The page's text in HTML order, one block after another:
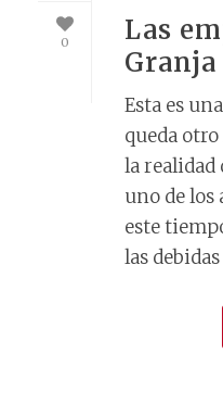
0
Las
Granja
Esta es
queda
la realidad
uno de los
este
las debidas